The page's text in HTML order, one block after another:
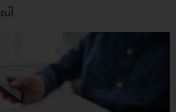
ါ